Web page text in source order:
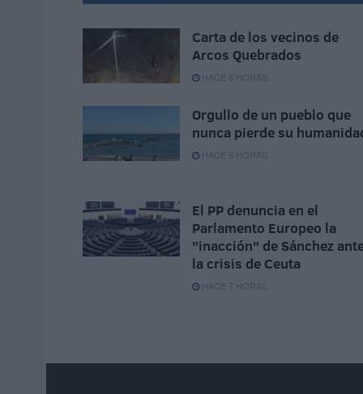
Carta de los vecinos de
Arcos Quebrados
HACE 6 HORAS
Orgullo de un pueblo que
nunca pierde su
HACE 6 HORAS
El PP denuncia en el
Parlamento Europeo la
"inacción" de Sánchez
la crisis de Ceuta
HACE 7 HORAS